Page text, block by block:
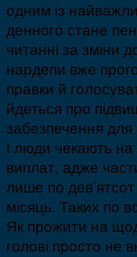
одним із
денного стане
читанні за зміни
нардепи вже
правки й
йдеться про
забезпечення для
І люди чекають
виплат, адже
лише по
місяць. Таких по
Як прожити на
голові просто не